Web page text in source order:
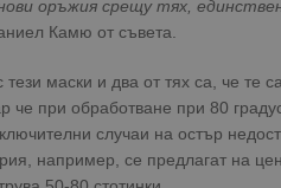
оръжия срещу тях,
Камю от съвета.
маски и два от тях са, че те
че при обработване при 80
случаи на остър
например, се предлагат на